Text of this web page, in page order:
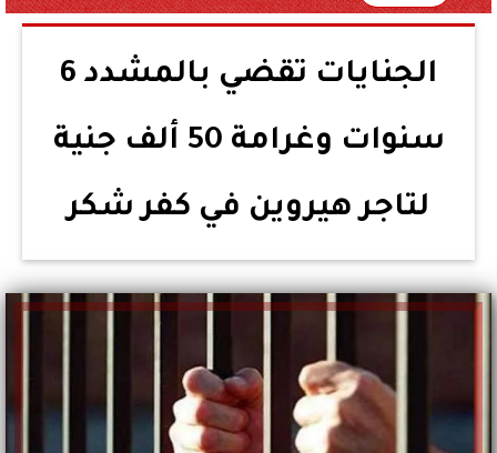
الجنايات تقضي بالمشدد 6
سنوات وغرامة 50 ألف جنية
لتاجر هيروين في كفر شكر